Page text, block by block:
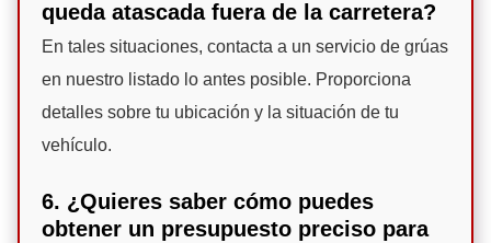
queda atascada fuera de la carretera?
En tales situaciones, contacta a un servicio de grúas
en nuestro listado lo antes posible. Proporciona
detalles sobre tu ubicación y la situación de tu
vehículo.
6. ¿Quieres saber cómo puedes
obtener un presupuesto preciso para